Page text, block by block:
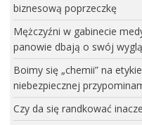
biznesową poprzeczkę
Mężczyźni w gabinecie
panowie dbają o swój
Boimy się „chemii” na
niebezpiecznej
Czy da się randkować